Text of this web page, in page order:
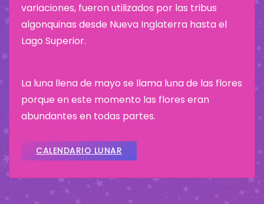
variaciones, fueron utilizados por las tribus
algonquinas desde Nueva Inglaterra hasta el
Lago Superior.
La luna llena de mayo se llama luna de las flores
porque en este momento las flores eran
abundantes en todas partes.
CALENDARIO LUNAR